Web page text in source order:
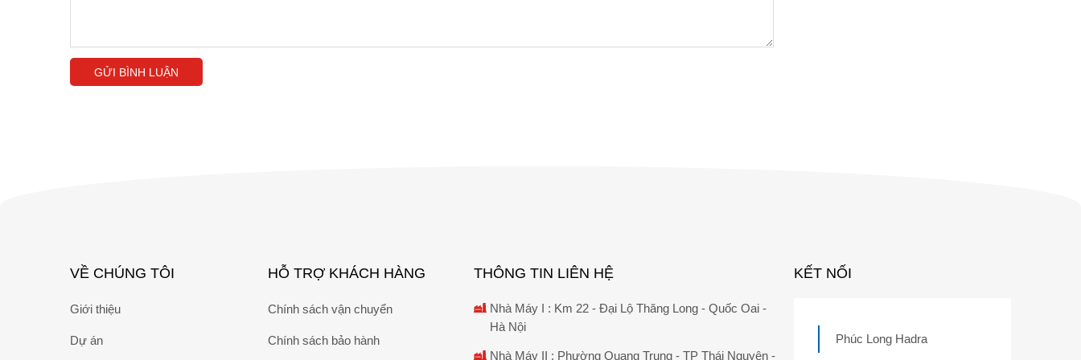
Điều hòa gió mạnh yếu tùy theo sở thích dễ dàng.
GỬI BÌNH LUẬN
THÔNG TIN LIÊN HỆ
Nhà Máy I : Km 22 - Đại Lộ Thăng Long - Quốc Oai -
Hà Nội
Nhà Máy II : Phường Quang Trung - TP Thái Nguyên -
VỀ CHÚNG TÔI
Giới thiệu
Dự án
HỖ TRỢ KHÁCH HÀNG
Chính sách vận chuyển
Chính sách bảo hành
KẾT NỐI
Phúc Long Hadra